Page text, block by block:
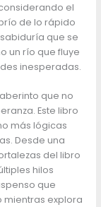
el
de lo rápido
que se
un río que fluye
inesperadas.
que no
Este libro
más lógicas
Desde una
del libro
hilos
que
mientras explora